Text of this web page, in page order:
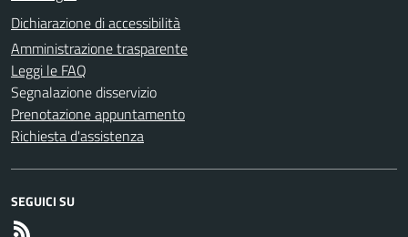
Dichiarazione di accessibilità
Amministrazione trasparente
Leggi le FAQ
Segnalazione disservizio
Prenotazione appuntamento
Richiesta d'assistenza
SEGUICI SU